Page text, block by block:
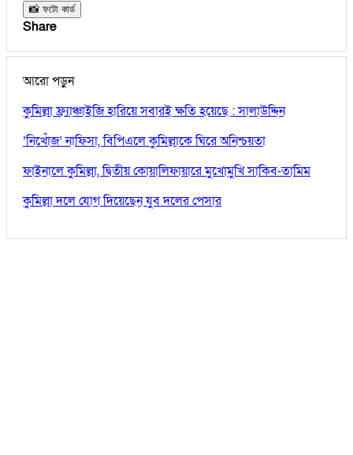
📸 ফটো কার্ড
Share
আরো পড়ুন
কুমিল্লা ফ্র্যাঞ্চাইজি হারিয়ে সবারই ক্ষতি হয়েছে : সালাউদ্দিন
‘নিখোঁজ’ নাফিসা, বিপিএলে কুমিল্লাকে ঘিরে অনিশ্চয়তা
ফাইনালে কুমিল্লা, দ্বিতীয় কোয়ালিফায়ারে মুখোমুখি সাকিব-তামিম
কুমিল্লা দলে যোগ দিয়েছেন যুব দলের পেসার